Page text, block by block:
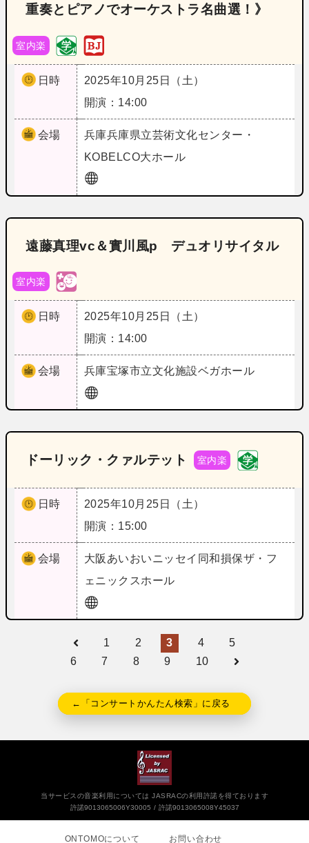
重奏とピアノでオーケストラ名曲選！》
室内楽
日時
2025年10月25日（土）
開演：14:00
会場 兵庫兵庫県立芸術文化センター・
KOBELCO大ホール
遠藤真理vc＆實川風p デュオリサイタル
室内楽
日時
2025年10月25日（土）
開演：14:00
会場 兵庫宝塚市立文化施設ベガホール
ドーリック・クァルテット 室内楽
日時
2025年10月25日（土）
開演：15:00
会場 大阪 あいおいニッセイ同和損保ザ・フ
ェニックスホール
1 2 3 4
5
6
7 8 9 10
←「コンサートかんたん検索」に戻る
当サービスの音楽利用については JASRACの利用許諾を得ております
許諾9013065006Y30005
許諾9013065008Y45037
ONTOMOについて お問い合わせ